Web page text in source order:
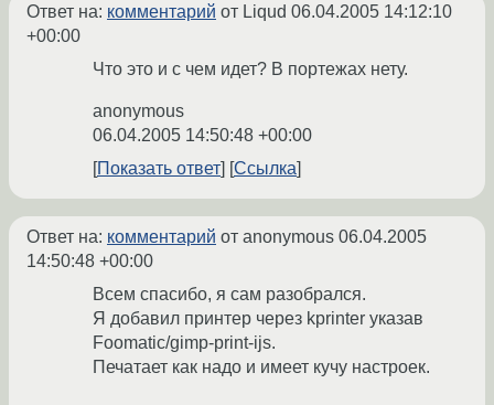
Ответ на: комментарий от Liqud 06.04.2005 14:12:10
+00:00
Что это и с чем идет? В портежах нету.
anonymous
06.04.2005 14:50:48 +00:00
Показать ответ
Ссылка
Ответ на: комментарий от anonymous 06.04.2005
14:50:48 +00:00
Всем спасибо, я сам разобрался.
Я добавил принтер через kprinter указав
Foomatic/gimp-print-ijs.
Печатает как надо и имеет кучу настроек.